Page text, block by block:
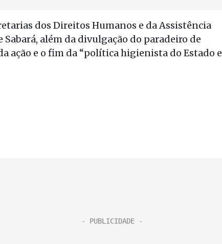
dos Direitos Humanos e da Assistência
além da divulgação do paradeiro de
ação e o fim da “política higienista do Estado e